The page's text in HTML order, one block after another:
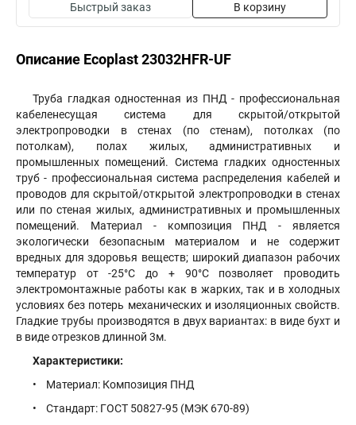
Быстрый заказ В корзину
Описание Ecoplast 23032HFR-UF
Труба гладкая одностенная из ПНД - профессиональная
кабеленесущая система для скрытой/открытой
электропроводки в стенах (по стенам), потолках (по
потолкам), полах жилых, административных и
промышленных помещений. Система гладких одностенных
труб - профессиональная система распределения кабелей и
проводов для скрытой/открытой электропроводки в стенах
или по стеная жилых, административных и промышленных
помещений. Материал - композиция ПНД - является
экологически безопасным материалом и не содержит
вредных для здоровья веществ; широкий диапазон рабочих
температур от -25°С до + 90°С позволяет проводить
электромонтажные работы как в жарких, так и в холодных
условиях без потерь механических и изоляционных свойств.
Гладкие трубы производятся в двух вариантах: в виде бухт и
в виде отрезков длинной 3м.
Характеристики:
• Материал: Композиция ПНД
• Стандарт: ГОСТ 50827-95 (МЭК 670-89)